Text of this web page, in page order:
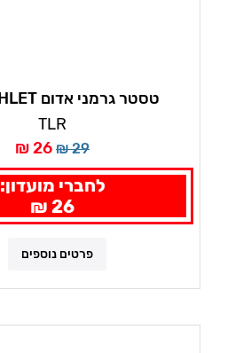
טסטר גרמני אדום ATHLET גדול
TLR
29 ₪
26 ₪
לחברי מועדון:
26 ₪
פרטים נוספים